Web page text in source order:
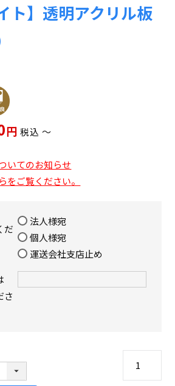
ト】透明アクリル板
税込 〜
いてのお知らせ
をご覧ください。
だ
法人様宛
個人様宛
運送会社支店止め
さ